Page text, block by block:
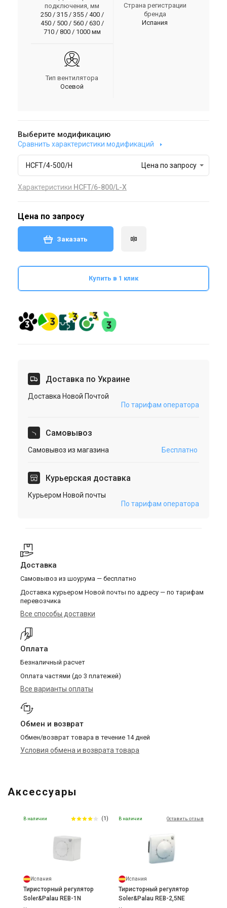
подключения, мм
250 / 315 / 355 / 400 /
450 / 500 / 560 / 630 /
710 / 800 / 1000 мм
Страна регистрации
бренда
Испания
Тип вентилятора
Осевой
Выберите модификацию
Сравнить характеристики модификаций
HCFT/4-500/H Цена по запросу
Характеристики HCFT/6-800/L-X
Цена по запросу
Заказать
Купить в 1 клик
Доставка по Украине
Доставка Новой Почтой
По тарифам оператора
Cамовывоз
Самовывоз из магазина Бесплатно
Курьерская доставка
Курьером Новой почты
По тарифам оператора
Доставка
Самовывоз из шоурума — бесплатно
Доставка курьером Новой почты по адресу — по тарифам
перевозчика
Все способы доставки
Оплата
Безналичный расчет
Оплата частями (до 3 платежей)
Все варианты оплаты
Обмен и возврат
Обмен/возврат товара в течение 14 дней
Условия обмена и возврата товара
Аксессуары
В наличии (1)
Испания
Тиристорный регулятор
Soler&Palau REB-1N
В наличии Оставить отзыв
Испания
Тиристорный регулятор
Soler&Palau REB-2,5NE